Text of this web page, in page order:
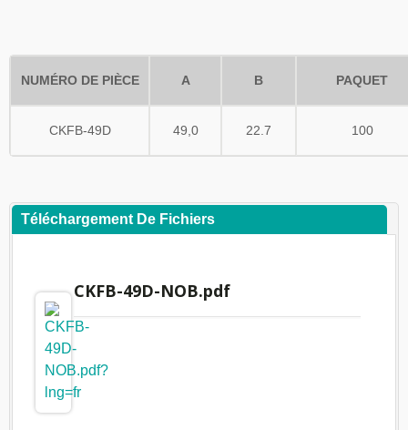
NUMÉRO DE PIÈCE A B PAQUET
CKFB-49D 49,0 22.7 100
Téléchargement De Fichiers
CKFB-49D-NOB.pdf